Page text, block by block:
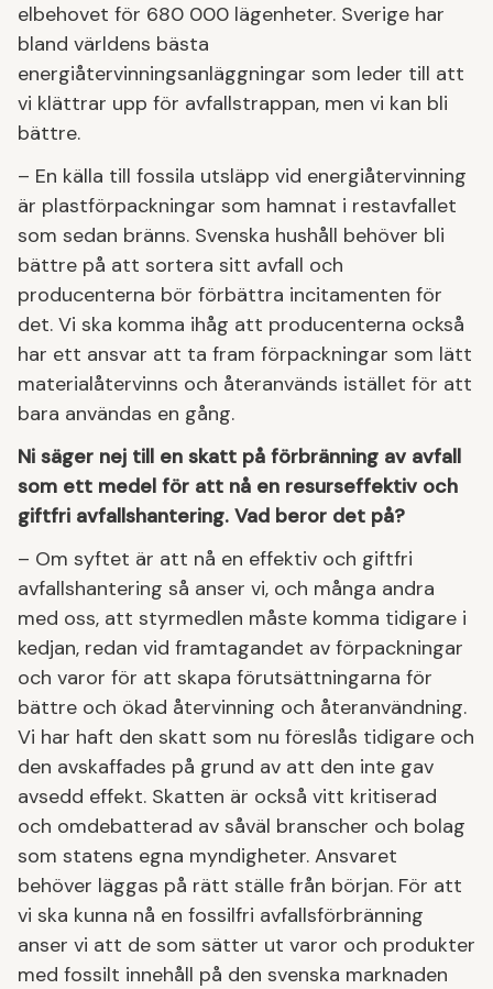
elbehovet för 680 000 lägenheter. Sverige har
bland världens bästa
energiåtervinningsanläggningar som leder till att
vi klättrar upp för avfallstrappan, men vi kan bli
bättre.
– En källa till fossila utsläpp vid energiåtervinning
är plastförpackningar som hamnat i restavfallet
som sedan bränns. Svenska hushåll behöver bli
bättre på att sortera sitt avfall och
producenterna bör förbättra incitamenten för
det. Vi ska komma ihåg att producenterna också
har ett ansvar att ta fram förpackningar som lätt
materialåtervinns och återanvänds istället för att
bara användas en gång.
Ni säger nej till en skatt på förbränning av avfall
som ett medel för att nå en resurseffektiv och
giftfri avfallshantering. Vad beror det på?
– Om syftet är att nå en effektiv och giftfri
avfallshantering så anser vi, och många andra
med oss, att styrmedlen måste komma tidigare i
kedjan, redan vid framtagandet av förpackningar
och varor för att skapa förutsättningarna för
bättre och ökad återvinning och återanvändning.
Vi har haft den skatt som nu föreslås tidigare och
den avskaffades på grund av att den inte gav
avsedd effekt. Skatten är också vitt kritiserad
och omdebatterad av såväl branscher och bolag
som statens egna myndigheter. Ansvaret
behöver läggas på rätt ställe från början. För att
vi ska kunna nå en fossilfri avfallsförbränning
anser vi att de som sätter ut varor och produkter
med fossilt innehåll på den svenska marknaden